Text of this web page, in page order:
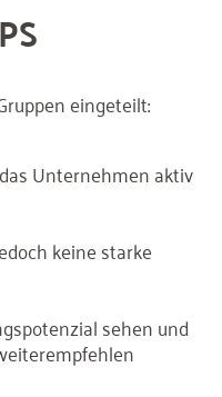
eingeteilt:
Unternehmen aktiv
keine starke
sehen und